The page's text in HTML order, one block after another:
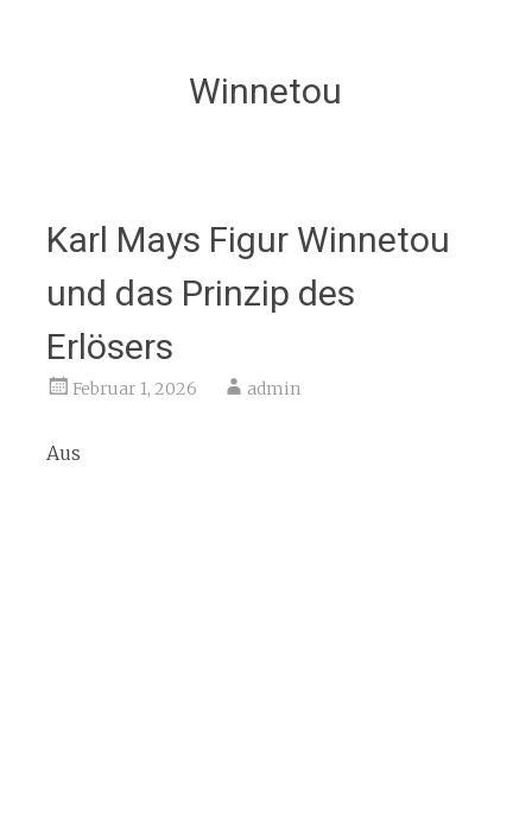
Winnetou
Karl Mays Figur Winnetou
und das Prinzip des
Erlösers
Februar 1, 2026 admin
Aus